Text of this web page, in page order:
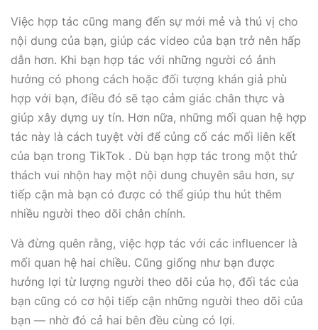
Việc hợp tác cũng mang đến sự mới mẻ và thú vị cho
nội dung của bạn, giúp các video của bạn trở nên hấp
dẫn hơn. Khi bạn hợp tác với những người có ảnh
hưởng có phong cách hoặc đối tượng khán giả phù
hợp với bạn, điều đó sẽ tạo cảm giác chân thực và
giúp xây dựng uy tín. Hơn nữa, những mối quan hệ hợp
tác này là cách tuyệt vời để củng cố các mối liên kết
của bạn trong TikTok . Dù bạn hợp tác trong một thử
thách vui nhộn hay một nội dung chuyên sâu hơn, sự
tiếp cận mà bạn có được có thể giúp thu hút thêm
nhiều người theo dõi chân chính.
Và đừng quên rằng, việc hợp tác với các influencer là
mối quan hệ hai chiều. Cũng giống như bạn được
hưởng lợi từ lượng người theo dõi của họ, đối tác của
bạn cũng có cơ hội tiếp cận những người theo dõi của
bạn — nhờ đó cả hai bên đều cùng có lợi.